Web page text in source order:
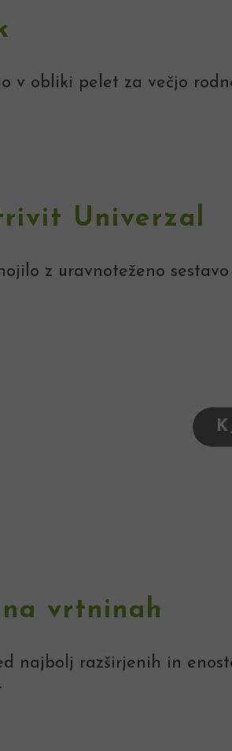
v obliki pelet za večjo
Univerzal
z uravnoteženo
vrtninah
najbolj razširjenih in